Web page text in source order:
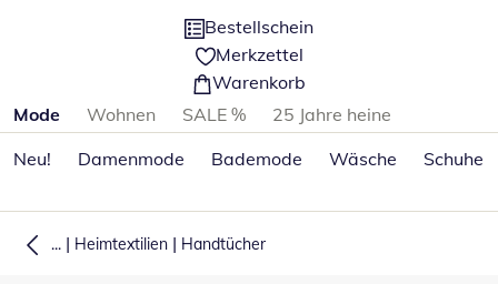
Bestellschein
Merkzettel
Warenkorb
Produktkategorien überspringen
Mode Wohnen SALE %
25 Jahre heine
Neu!
Damenmode Bademode Wäsche Schuhe
... | Heimtextilien | Handtücher